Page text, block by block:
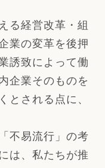
る経営改革・組
業の変革を後押
誘致によって働
企業そのものを
とされる点に、
不易流行」の考
は、私たちが推